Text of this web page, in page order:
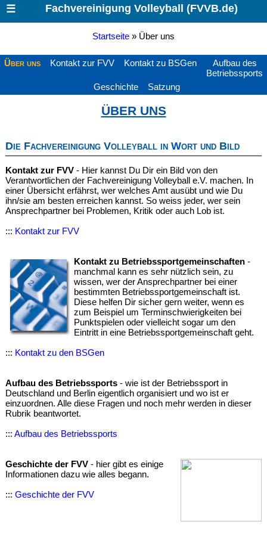
☰ Fachvereinigung Volleyball (FVVB.de)
Startseite » Über uns
Über uns Kontakt zur FVV Kontakt zu BSGen
Aufbau des
Betriebssports
Geschichte
Satzung
ÜBER UNS
Die Fachvereinigung Volleyball in Wort und Bild
Kontakt zur FVV- Hier kannst Du Dir ein Bild von den
Verantwortlichen der Fachvereinigung Volleyball e.V. machen. In
einer Übersicht erfährst, wer welches Amt ausübt und wie Du
ihn/sie am besten erreichen kannst. So weiss jeder, wer sein
Ansprechpartner bei Problemen, Kritik oder auch Lob ist.
::: Kontakt zur FVV
Kontakt zu Betriebssportgemeinschaften-
manchmal kann es sehr nützlich sein, zu
wissen, wer der Ansprechpartner bei einer
bestimmten Betriebssportgemeinschaft ist.
Diese helfen Dir sicher gern weiter, wenn es
zum Beispiel um Terminschwierigkeiten bei
Punktspielen oder vielleicht sogar um den
Eintritt in eine Betriebssportgemeinschaft geht.
::: Kontakt zu den BSGen
Aufbau des Betriebssports- wie ist der Betriebssport in
Deutschland und Berlin eigentlich organisiert und wo ist er
einzuordnen. Alle diese Fragen und noch mehr werden in dieser
Rubrik beantwortet.
::: Aufbau des Betriebssports
Geschichte der FVV- hier gibt es einige
Informationen dazu wie alles begann.
::: Geschichte der FVV